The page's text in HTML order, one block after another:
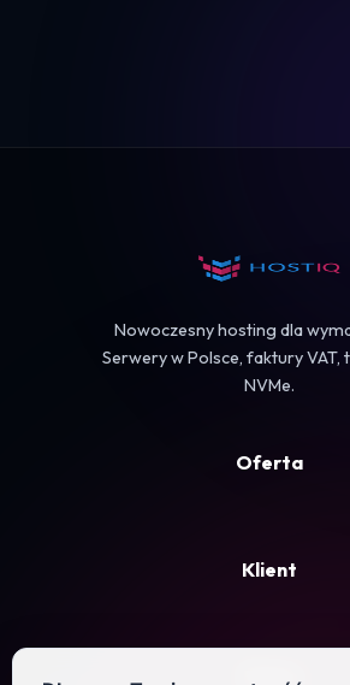
Nowoczesny hosting dla
Serwery w Polsce, faktury VAT,
NVMe.
Oferta
Klient
Firma